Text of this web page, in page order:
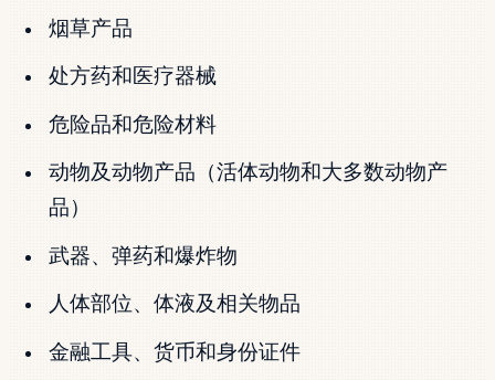
烟草产品
处方药和医疗器械
危险品和危险材料
动物及动物产品（活体动物和大多数动物产
品）
武器、弹药和爆炸物
人体部位、体液及相关物品
金融工具、货币和身份证件